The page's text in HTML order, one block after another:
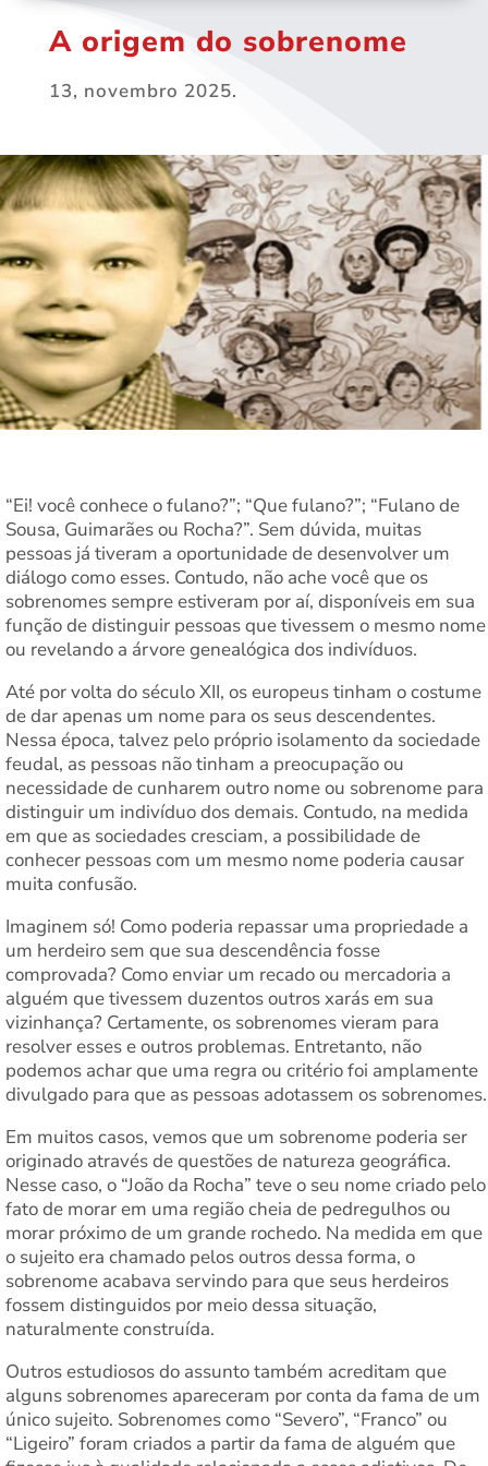
A origem do sobrenome
13, novembro 2025.
“Ei! você conhece o fulano?”; “Que fulano?”; “Fulano de
Sousa, Guimarães ou Rocha?”. Sem dúvida, muitas
pessoas já tiveram a oportunidade de desenvolver um
diálogo como esses. Contudo, não ache você que os
sobrenomes sempre estiveram por aí, disponíveis em sua
função de distinguir pessoas que tivessem o mesmo nome
ou revelando a árvore genealógica dos indivíduos.
Até por volta do século XII, os europeus tinham o costume
de dar apenas um nome para os seus descendentes.
Nessa época, talvez pelo próprio isolamento da sociedade
feudal, as pessoas não tinham a preocupação ou
necessidade de cunharem outro nome ou sobrenome para
distinguir um indivíduo dos demais. Contudo, na medida
em que as sociedades cresciam, a possibilidade de
conhecer pessoas com um mesmo nome poderia causar
muita confusão.
Imaginem só! Como poderia repassar uma propriedade a
um herdeiro sem que sua descendência fosse
comprovada? Como enviar um recado ou mercadoria a
alguém que tivessem duzentos outros xarás em sua
vizinhança? Certamente, os sobrenomes vieram para
resolver esses e outros problemas. Entretanto, não
podemos achar que uma regra ou critério foi amplamente
divulgado para que as pessoas adotassem os sobrenomes.
Em muitos casos, vemos que um sobrenome poderia ser
originado através de questões de natureza geográfica.
Nesse caso, o “João da Rocha” teve o seu nome criado pelo
fato de morar em uma região cheia de pedregulhos ou
morar próximo de um grande rochedo. Na medida em que
o sujeito era chamado pelos outros dessa forma, o
sobrenome acabava servindo para que seus herdeiros
fossem distinguidos por meio dessa situação,
naturalmente construída.
Outros estudiosos do assunto também acreditam que
alguns sobrenomes apareceram por conta da fama de um
único sujeito. Sobrenomes como “Severo”, “Franco” ou
“Ligeiro” foram criados a partir da fama de alguém que